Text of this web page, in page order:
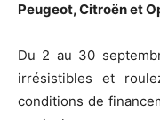
Peugeot, Citroën et
Du 2 au 30
irrésistibles et
conditions de